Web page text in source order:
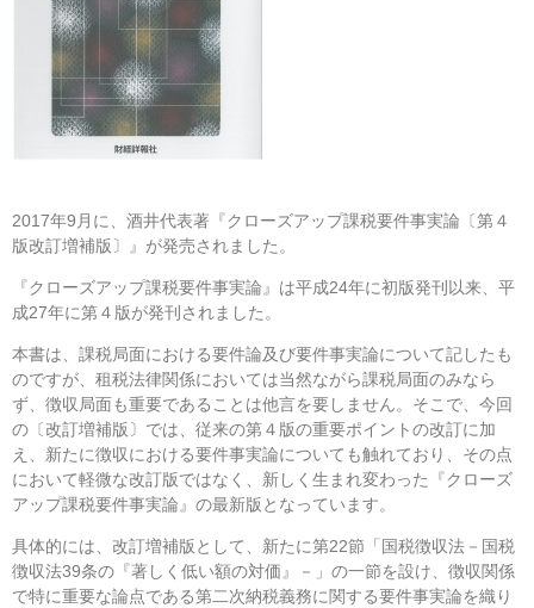
2017年9月に、酒井代表著『クローズアップ課税要件事実論〔第４
版改訂増補版〕』が発売されました。
『クローズアップ課税要件事実論』は平成24年に初版発刊以来、平
成27年に第４版が発刊されました。
本書は、課税局面における要件論及び要件事実論について記したも
のですが、租税法律関係においては当然ながら課税局面のみなら
ず、徴収局面も重要であることは他言を要しません。そこで、今回
の〔改訂増補版〕では、従来の第４版の重要ポイントの改訂に加
え、新たに徴収における要件事実論についても触れており、その点
において軽微な改訂版ではなく、新しく生まれ変わった『クローズ
アップ課税要件事実論』の最新版となっています。
具体的には、改訂増補版として、新たに第22節「国税徴収法－国税
徴収法39条の『著しく低い額の対価』－」の一節を設け、徴収関係
で特に重要な論点である第二次納税義務に関する要件事実論を織り